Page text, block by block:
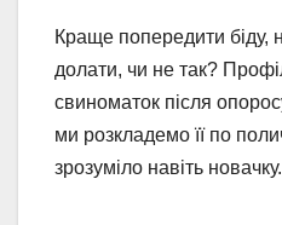
Краще попередити біду,
долати, чи не так?
свиноматок після
ми розкладемо її по
зрозуміло навіть новачку.